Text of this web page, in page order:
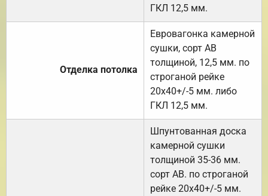
ГКЛ 12,5 мм.
Отделка потолка
Евровагонка камерной
сушки, сорт АВ
толщиной, 12,5 мм. по
строганой рейке
20х40+/-5 мм. либо
ГКЛ 12,5 мм.
Шпунтованная доска
камерной сушки
толщиной 35-36 мм.
сорт АВ. по строганой
рейке 20х40+/-5 мм.